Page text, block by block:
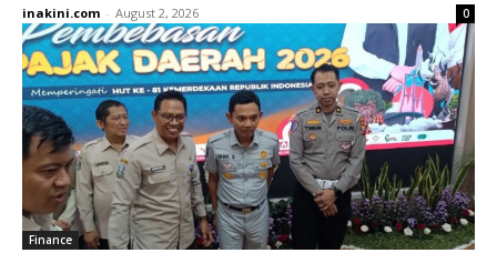
inakini.com - August 2, 2026 0
Finance